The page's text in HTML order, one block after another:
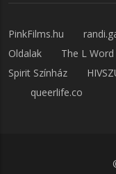
PinkFilms.hu
Oldalak
The L Word
Spirit Színház
queerlife.co